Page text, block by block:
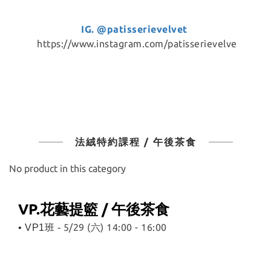
IG. @patisserievelvet
https://www.instagram.com/patisserievelve
法絨特約課程 / 午後茶食
No product in this category
VP.花藝提籃 / 午後茶食
• VP1班 - 5/29 (六) 14:00 - 16:00